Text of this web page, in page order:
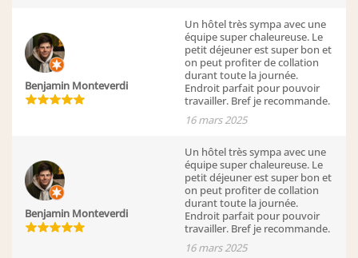
Benjamin Monteverdi
Un hôtel très sympa avec une
équipe super chaleureuse. Le
petit déjeuner est super bon et
on peut profiter de collation
durant toute la journée.
Endroit parfait pour pouvoir
travailler. Bref je recommande.
16 mars 2025
Benjamin Monteverdi
Un hôtel très sympa avec une
équipe super chaleureuse. Le
petit déjeuner est super bon et
on peut profiter de collation
durant toute la journée.
Endroit parfait pour pouvoir
travailler. Bref je recommande.
16 mars 2025